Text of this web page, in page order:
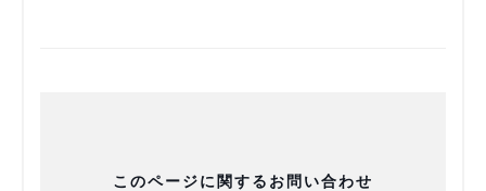
このページに関するお問い合わせ